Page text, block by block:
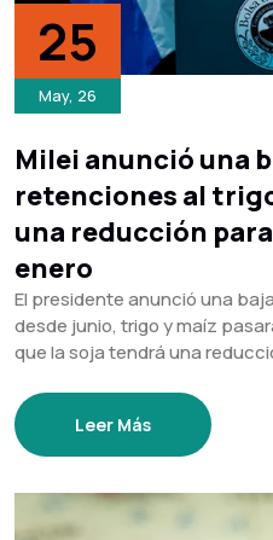
25
May, 26
Milei anunció una
retenciones al
una reducción
enero
El presidente anunció una
desde junio, trigo y maíz
que la soja tendrá una
Leer Más